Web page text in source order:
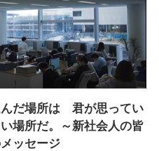
んだ場所は 君が思ってい
場所だ。～新社会人の皆
ッセージ